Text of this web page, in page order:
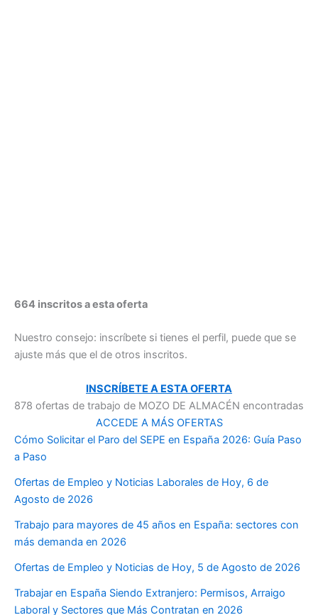
664 inscritos a esta oferta
Nuestro consejo: inscríbete si tienes el perfil, puede que se
ajuste más que el de otros inscritos.
INSCRÍBETE A ESTA OFERTA
878 ofertas de trabajo de MOZO DE ALMACÉN encontradas
ACCEDE A MÁS OFERTAS
Cómo Solicitar el Paro del SEPE en España 2026: Guía Paso
a Paso
Ofertas de Empleo y Noticias Laborales de Hoy, 6 de
Agosto de 2026
Trabajo para mayores de 45 años en España: sectores con
más demanda en 2026
Ofertas de Empleo y Noticias de Hoy, 5 de Agosto de 2026
Trabajar en España Siendo Extranjero: Permisos, Arraigo
Laboral y Sectores que Más Contratan en 2026